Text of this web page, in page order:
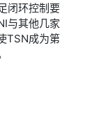
闭环控制要
与其他几家
TSN成为第